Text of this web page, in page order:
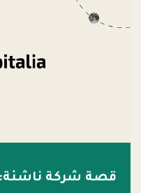
قصة شركة ناشئة: Hospitalia